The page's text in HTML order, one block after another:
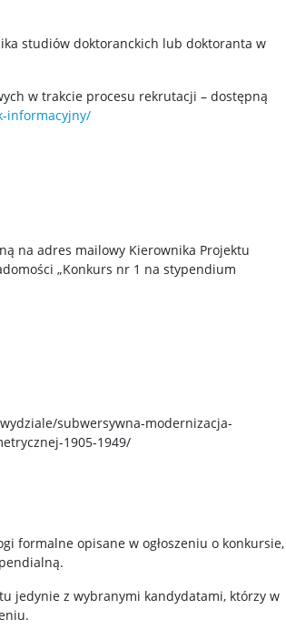
studiów doktoranckich lub doktoranta w
w trakcie procesu rekrutacji – dostępną
informacyjny/
na adres mailowy Kierownika Projektu
„Konkurs nr 1 na stypendium
subwersywna-modernizacja-
1905-1949/
formalne opisane w ogłoszeniu o konkursie,
jedynie z wybranymi kandydatami, którzy w